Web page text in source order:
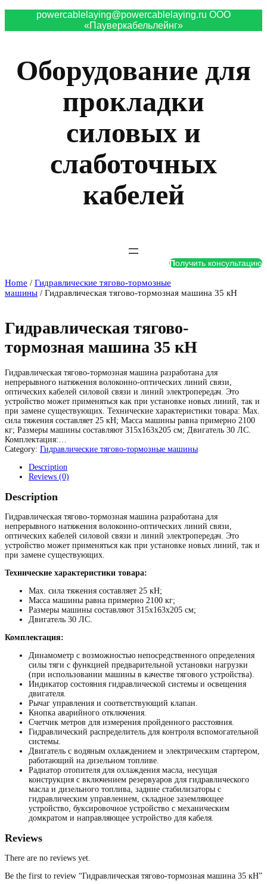
powercablelaying@powercablelaying.ru ООО
«Пауверкабельлейнг»
Оборудование для
прокладки
силовых и
слаботочных
кабелей
Получить консультацию
Home / Гидравлические тягово-тормозные
машины / Гидравлическая тягово-тормозная машина 35 кН
Гидравлическая тягово-
тормозная машина 35 кН
Гидравлическая тягово-тормозная машина разработана для
непрерывного натяжения волоконно-оптических линий связи,
оптических кабелей силовой связи и линий электропередач. Это
устройство может применяться как при установке новых линий, так и
при замене существующих. Технические характеристики товара: Max.
сила тяжения составляет 25 кН; Масса машины равна примерно 2100
кг; Размеры машины составляют 315х163х205 см; Двигатель 30 ЛС.
Комплектация:…
Category: Гидравлические тягово-тормозные машины
Description
Reviews (0)
Description
Гидравлическая тягово-тормозная машина разработана для
непрерывного натяжения волоконно-оптических линий связи,
оптических кабелей силовой связи и линий электропередач. Это
устройство может применяться как при установке новых линий, так и
при замене существующих.
Технические характеристики товара:
Max. сила тяжения составляет 25 кН;
Масса машины равна примерно 2100 кг;
Размеры машины составляют 315х163х205 см;
Двигатель 30 ЛС.
Комплектация:
Динамометр с возможностью непосредственного определения
силы тяги с функцией предварительной установки нагрузки
(при использовании машины в качестве тягового устройства).
Индикатор состояния гидравлической системы и освещения
двигателя.
Рычаг управления и соответствующий клапан.
Кнопка аварийного отключения.
Счетчик метров для измерения пройденного расстояния.
Гидравлический распределитель для контроля вспомогательной
системы.
Двигатель с водяным охлаждением и электрическим стартером,
работающий на дизельном топливе.
Радиатор отопителя для охлаждения масла, несущая
конструкция с включением резервуаров для гидравлического
масла и дизельного топлива, задние стабилизаторы с
гидравлическим управлением, складное заземляющее
устройство, буксировочное устройство с механическим
домкратом и направляющее устройство для кабеля.
Reviews
There are no reviews yet.
Be the first to review “Гидравлическая тягово-тормозная машина 35 кН”